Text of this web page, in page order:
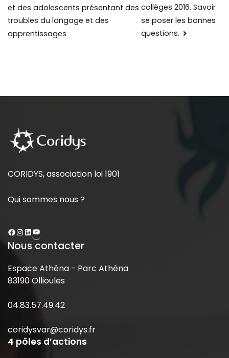
et des adolescents présentant des
troubles du langage et des
apprentissages
collèges 2016. Savoir
se poser les bonnes
questions.
CORIDYS, association loi 1901
Qui sommes nous ?
Nous contacter
Espace Athéna - Parc Athéna
83190 Ollioules
04.83.57.49.42
coridysvar@coridys.fr
4 pôles d’actions